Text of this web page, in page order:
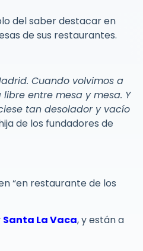
del saber destacar en
de sus restaurantes.
Cuando volvimos a
entre mesa y mesa. Y
tan desolador y vacío
de los fundadores de
“en restaurante de los
Santa La Vaca, y están a